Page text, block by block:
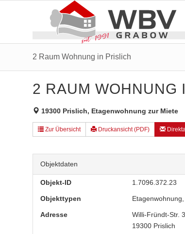
2 Raum Wohnung in Prislich
2 RAUM WOHNUNG
19300 Prislich, Etagenwohnung zur Miete
Zur Übersicht Druckansicht (PDF)
Objektdaten
Objekt-ID 1.7096.372.23
Objekttypen
Adresse
Willi-Fründt-Str.
19300 Prislich